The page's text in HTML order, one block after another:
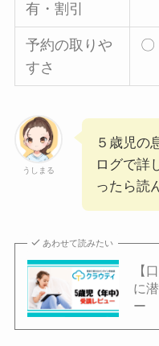
有・割引
予約の取りや
すさ
〇
うしまる
５歳児の
ログで詳
ったら読
あわせて読みたい
【
に
ー